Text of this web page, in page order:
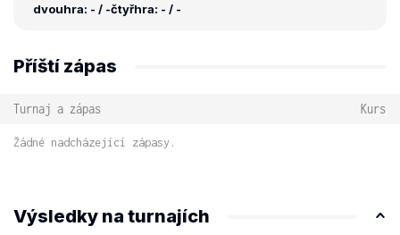
dvouhra: - / -čtyřhra: - / -
Příští zápas
Turnaj a zápas Kurs
Žádné nadcházející zápasy.
Výsledky na turnajích